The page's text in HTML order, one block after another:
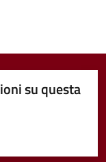
su questa